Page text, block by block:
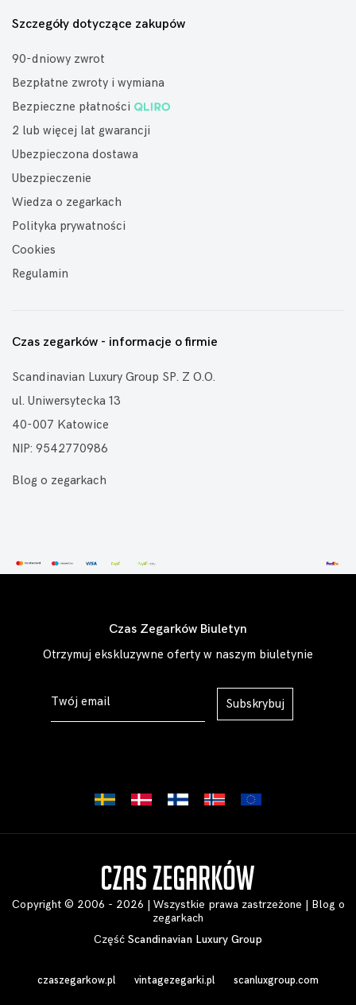
Szczegóły dotyczące zakupów
90-dniowy zwrot
Bezpłatne zwroty i wymiana
Bezpieczne płatności
2 lub więcej lat gwarancji
Ubezpieczona dostawa
Ubezpieczenie
Wiedza o zegarkach
Polityka prywatności
Cookies
Regulamin
Czas zegarków - informacje o firmie
Scandinavian Luxury Group SP. Z O.O.
ul. Uniwersytecka 13
40-007 Katowice
NIP: 9542770986
Blog o zegarkach
Czas Zegarków Biuletyn
Otrzymuj ekskluzywne oferty w naszym biuletynie
Subskrybuj
Copyright © 2006 - 2026 | Wszystkie prawa zastrzeżone | Blog o
zegarkach
Część Scandinavian Luxury Group
czaszegarkow.pl vintagezegarki.pl scanluxgroup.com